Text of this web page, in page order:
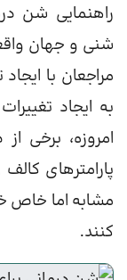
راهنمایی شن
شنی و جهان
مراجعان با
به ایجاد
امروزه، برخی
پارامترهای
مشابه اما خاص
کنند.